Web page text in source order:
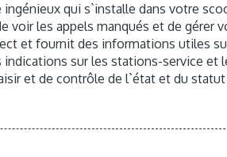
qui s`installe dans votre
voir les appels manqués et de
et fournit des informations utiles
indications sur les stations-service
et de contrôle de l`état et du